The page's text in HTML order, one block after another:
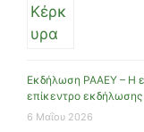
Εκδήλωση ΡΑΑΕΥ – Η
επίκεντρο
6 Μαΐου 2026